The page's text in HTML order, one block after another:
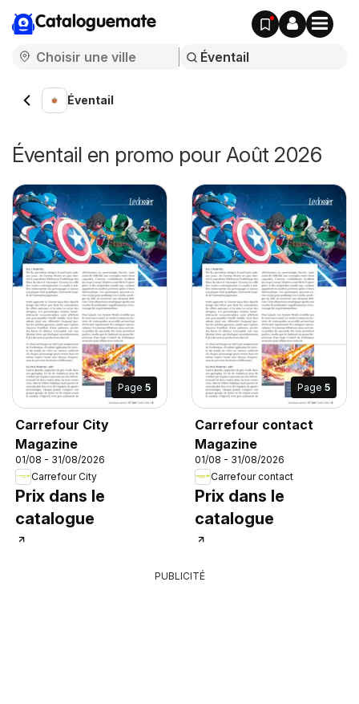
Cataloguemate
Éventail
Éventail en promo pour Août 2026
Page 5
Carrefour City
Magazine
01/08 - 31/08/2026
Carrefour City
Prix dans le
catalogue
Page 5
Carrefour contact
Magazine
01/08 - 31/08/2026
Carrefour contact
Prix dans le
catalogue
PUBLICITÉ